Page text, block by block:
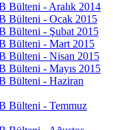
Bülteni - Aralık 2014
Bülteni - Ocak 2015
Bülteni - Şubat 2015
Bülteni - Mart 2015
Bülteni - Nisan 2015
Bülteni - Mayıs 2015
Bülteni - Haziran
Bülteni - Temmuz